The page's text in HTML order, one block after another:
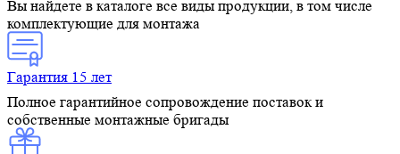
Вы найдете в каталоге все виды продукции, в том числе
комплектующие для монтажа
Гарантия 15 лет
Полное гарантийное сопровождение поставок и
собственные монтажные бригады